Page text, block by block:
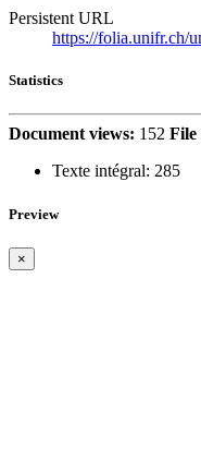
Persistent URL
https://folia.unifr.ch/
Statistics
Document views: 152 File
Texte intégral: 285
Preview
×